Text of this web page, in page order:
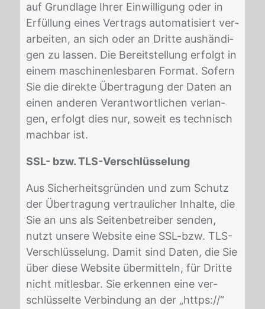
auf Grund­la­ge Ih­rer Ein­wil­li­gung oder in
Er­fül­lung ei­nes Ver­trags au­to­ma­ti­siert ver­
ar­bei­ten, an sich oder an Drit­te aus­hän­di­
gen zu las­sen. Die Be­reit­stel­lung er­folgt in
ei­nem ma­schi­nen­les­ba­ren For­mat. So­fern
Sie die di­rek­te Über­tra­gung der Da­ten an
ei­nen an­de­ren Ver­ant­wort­li­chen ver­lan­
gen, er­folgt dies nur, so­weit es tech­nisch
mach­bar ist.
SSL- bzw. TLS-Verschlüsselung
Aus Si­cher­heits­grün­den und zum Schutz
der Über­tra­gung ver­trau­li­cher In­hal­te, die
Sie an uns als Sei­ten­be­trei­ber sen­den,
nutzt un­se­re Web­site eine SSL-bzw. TLS-
Ver­schlüs­se­lung. Da­mit sind Da­ten, die Sie
über die­se Web­site über­mit­teln, für Drit­te
nicht mit­les­bar. Sie er­ken­nen eine ver­
schlüs­sel­te Ver­bin­dung an der „https://“ ​